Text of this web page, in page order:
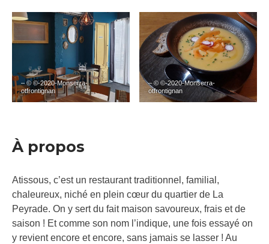
– © ©-2020-Monserra-
otfrontignan
– © ©-2020-Monserra-
otfrontignan
À propos
Atissous, c’est un restaurant traditionnel, familial,
chaleureux, niché en plein cœur du quartier de La
Peyrade. On y sert du fait maison savoureux, frais et de
saison ! Et comme son nom l’indique, une fois essayé on
y revient encore et encore, sans jamais se lasser ! Au